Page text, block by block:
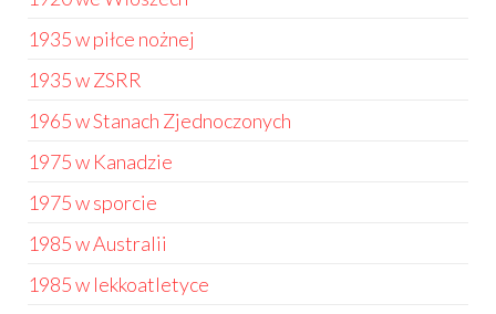
1935 w piłce nożnej
1935 w ZSRR
1965 w Stanach Zjednoczonych
1975 w Kanadzie
1975 w sporcie
1985 w Australii
1985 w lekkoatletyce